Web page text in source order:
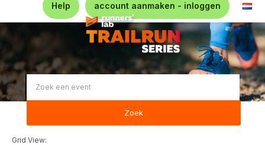
Help account aanmaken - inloggen
Zoek
Grid View: